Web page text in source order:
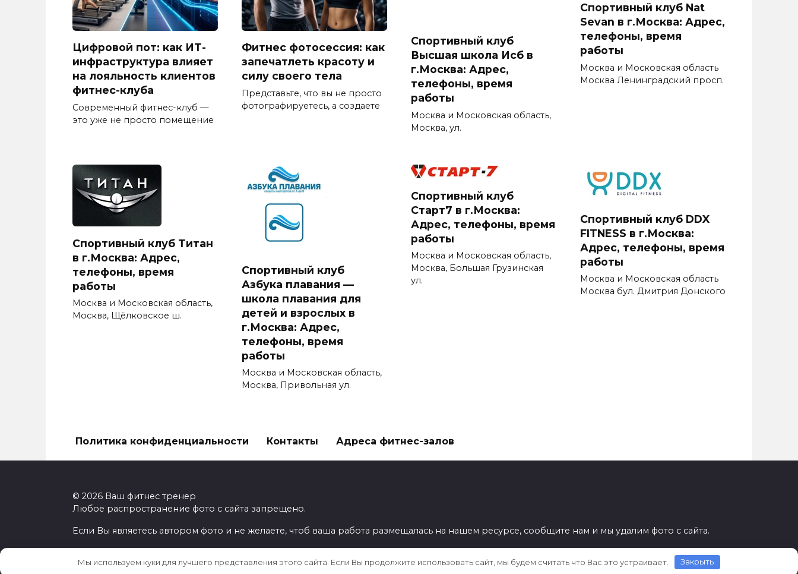
Цифровой пот: как ИТ-
инфраструктура влияет
на лояльность клиентов
фитнес-клуба
Современный фитнес-клуб —
это уже не просто помещение
Фитнес фотосессия: как
запечатлеть красоту и
силу своего тела
Представьте, что вы не просто
фотографируетесь, а создаете
Спортивный клуб
Высшая школа Исб в
г.Москва: Адрес,
телефоны, время
работы
Москва и Московская область,
Москва, ул.
Спортивный клуб Nat
Sevan в г.Москва: Адрес,
телефоны, время
работы
Москва и Московская область
Москва Ленинградский просп.
Спортивный клуб Титан
в г.Москва: Адрес,
телефоны, время
работы
Москва и Московская область,
Москва, Щёлковское ш.
Спортивный клуб
Азбука плавания —
школа плавания для
детей и взрослых в
г.Москва: Адрес,
телефоны, время
работы
Москва и Московская область,
Москва, Привольная ул.
Спортивный клуб
Старт7 в г.Москва:
Адрес, телефоны, время
работы
Москва и Московская область,
Москва, Большая Грузинская
ул.
Спортивный клуб DDX
FITNESS в г.Москва:
Адрес, телефоны, время
работы
Москва и Московская область
Москва бул. Дмитрия Донского
Политика конфиденциальности Контакты Адреса фитнес-залов
© 2026 Ваш фитнес тренер
Любое распространение фото с сайта запрещено.
Если Вы являетесь автором фото и не желаете, чтоб ваша работа размещалась на нашем ресурсе, сообщите нам и мы удалим фото с сайта.
Мы используем куки для лучшего представления этого сайта. Если Вы продолжите использовать сайт, мы будем считать что Вас это устраивает. Закрыть